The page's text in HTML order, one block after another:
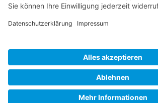
© Copyright 2024 - Villa Bella |
Einstellungen|Kontakt|
Barrierefreiheitserklärung|